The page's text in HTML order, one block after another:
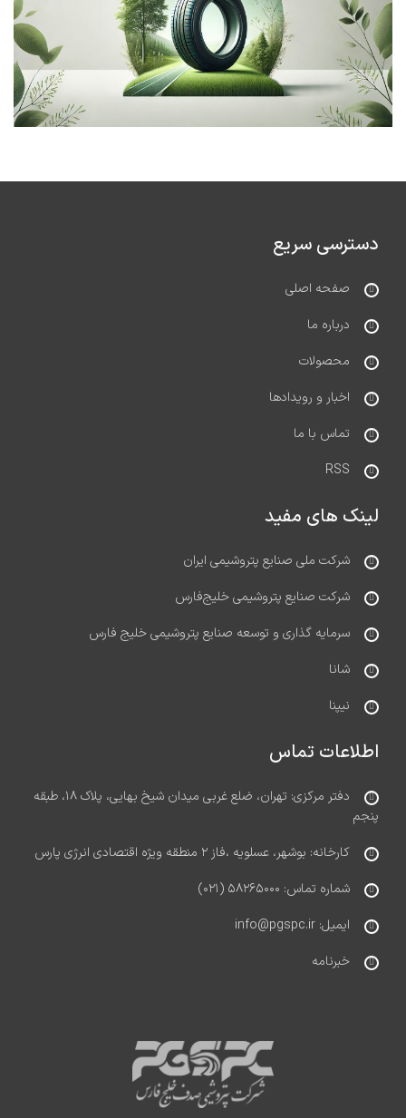
دسترسی سریع
صفحه اصلی
درباره ما
محصولات
اخبار و رویدادها
تماس با ما
RSS
لینک های مفید
شرکت ملی صنایع پتروشیمی ایران
شرکت صنایع پتروشیمی خلیج‌فارس
سرمایه گذاری و توسعه صنایع پتروشیمی خلیج فارس
شانا
نیپنا
اطلاعات تماس
دفتر مرکزی: تهران، ضلع غربی میدان شیخ بهایی، پلاک ۱۸، طبقه
پنجم
کارخانه: بوشهر، عسلویه ،فاز ۲ منطقه ویژه اقتصادی انرژی پارس
شماره تماس: ۵۸۲۶۵۰۰۰ (۰۲۱)
ایمیل: info@pgspc.ir
خبرنامه